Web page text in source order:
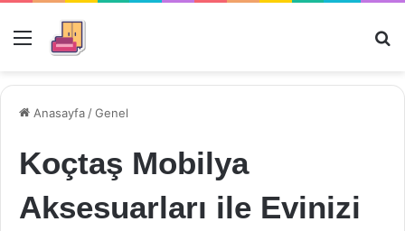
Menü
Anasayfa /Genel
Koçtaş Mobilya
Aksesuarları ile Evinizi